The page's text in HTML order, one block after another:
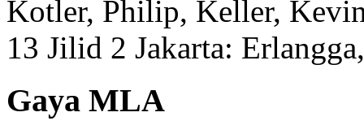
Kotler, Philip, Keller,
13 Jilid 2 Jakarta: Erlangga,
Gaya MLA